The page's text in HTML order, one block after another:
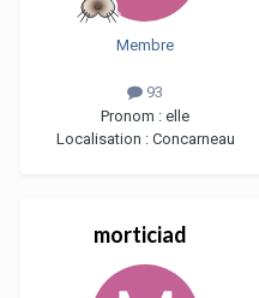
Membre
93
Pronom : elle
Localisation : Concarneau
morticiad